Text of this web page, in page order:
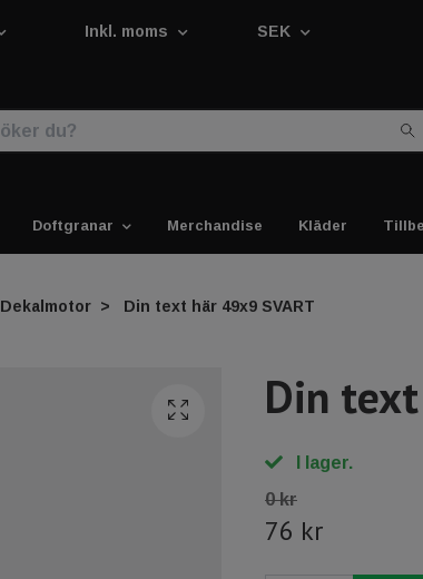
Inkl. moms SEK
Doftgranar Merchandise Kläder
Dekalmotor Din text här 49x9 SVART
Din
I lager.
0 kr
76 kr